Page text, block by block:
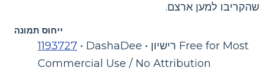
שהקריבו למען ארצם.
ייחוס תמונה
1193727 • DashaDee • רישיון Free for Most
Commercial Use / No Attribution